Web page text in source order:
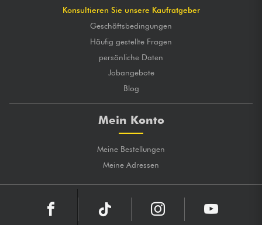
Konsultieren Sie unsere Kaufratgeber
Geschäftsbedingungen
Häufig gestellte Fragen
persönliche Daten
Jobangebote
Blog
Mein Konto
Meine Bestellungen
Meine Adressen